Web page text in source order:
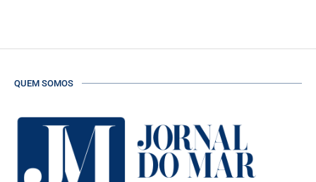
QUEM SOMOS